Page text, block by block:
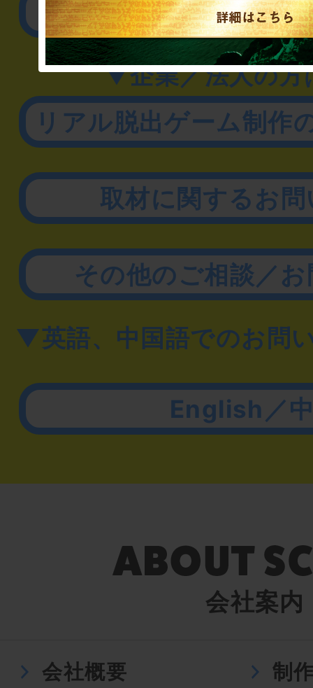
公演内容、チケット
▼企業／法人の方
リアル脱出ゲーム制作
取材に関するお
その他のご相談／
▼英語、中国語でのお問
English／
会社案内
会社概要 制